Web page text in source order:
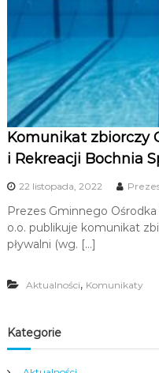
Komunikat zbiorczy
i Rekreacji Bochnia
22 listopada, 2022
Prezes Gminnego
o.o. publikuje komunikat
pływalni (wg. […]
Aktualności, Komunikaty
Kategorie